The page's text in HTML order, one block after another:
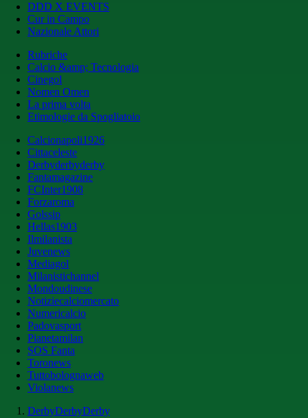
DDD X EVENTS
Cur in Campo
Nazionale Attori
Rubriche
Calcio &amp; Tecnologia
Cinegol
Nomen Omen
La prima volta
Etimologie da Spogliatoio
Calcionapoli1926
Cittaceleste
Derbyderbyderby
Fantamagazine
FCInter1908
Forzaroma
Golssip
Hellas1903
Ilmilanista
Juvenews
Mediagol
Milanistichannel
Mondoudinese
Notiziecalciomercato
Numericalcio
Padovasport
Pianetamilan
SOS Fanta
Toronews
Tuttobolognaweb
Violanews
DerbyDerbyDerby